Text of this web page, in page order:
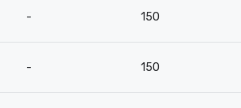
- 150
- 150